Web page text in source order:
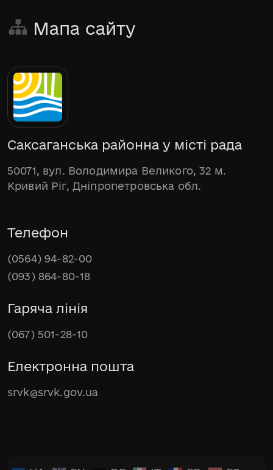
Мапа сайту
Саксаганська районна у місті рада
50071, вул. Володимира Великого, 32 м.
Кривий Ріг, Дніпропетровська обл.
Телефон
(0564) 94-82-00
(093) 864-80-18
Гаряча лінія
(067) 501-28-10
Електронна пошта
srvk@srvk.gov.ua